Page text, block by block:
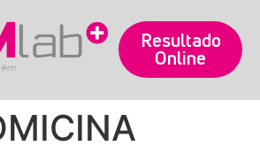
Resultado
Online